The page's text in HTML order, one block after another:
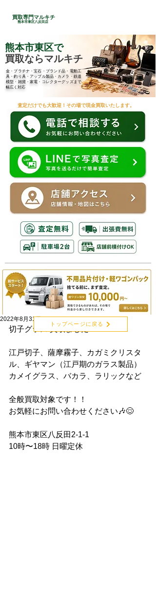
買取専門マルキチ
熊本市東区八反田店
熊本市東区で
買取ならマルキチ
金・プラチナ・宝石・ブランド品・電動工
具・釣り具・アップル製品・カメラ・鉄道
模型・雑貨・家電・コレクターグッズまで
幅広く対応
査定だけでも大歓迎！その場で現金買取いたします。
2022年8月31日
切子グラス 買取ました！
江戸切子、薩摩霧子、カガミクリスタ
ル、ギヤマン（江戸期のガラス製品）
カメイグラス、バカラ、ラリックなど
全般買取対象です！！
お気軽にお問い合わせください🎶😌
熊本市東区八反田2-1-1
10時〜18時 日曜定休
トップページに戻る